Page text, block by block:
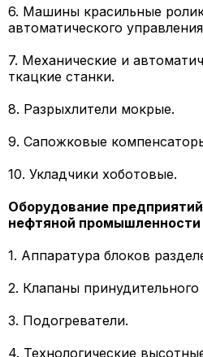
6. Машины красильные
автоматического
7. Механические и
ткацкие станки.
8. Разрыхлители мокрые.
9. Сапожковые
10. Укладчики хоботовые.
Оборудование
нефтяной промышленности
1. Аппаратура блоков
2. Клапаны принудительного
3. Подогреватели.
4. Технологические